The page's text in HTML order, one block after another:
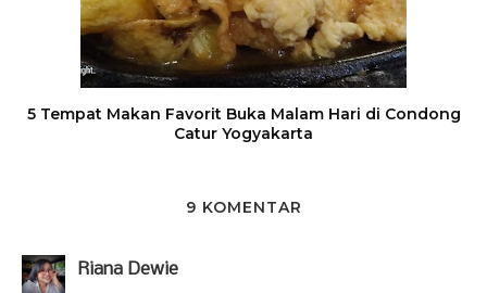
5 Tempat Makan Favorit Buka Malam Hari di Condong
Catur Yogyakarta
9 KOMENTAR
Riana Dewie